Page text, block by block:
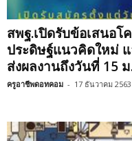
สพฐ.เปิดรับข้อเสนอ
ประดิษฐ์แนวคิดใหม่
ส่งผลงานถึงวันที่ 15
ครูอาชีพดอทคอม - 17 ธันวาคม 2563